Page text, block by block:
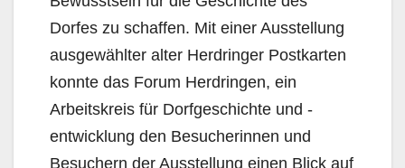
Dorfes zu schaffen. Mit einer Ausstellung
ausgewählter alter Herdringer Postkarten
konnte das Forum Herdrin­gen, ein
Arbeitskreis für Dorfgeschichte und -
entwicklung den Besucherinnen und
Besuchern der Ausstellung einen Blick auf